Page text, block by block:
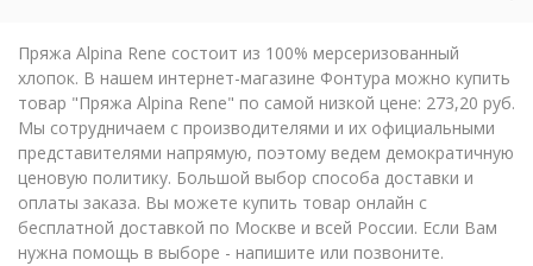
Пряжа Alpina Rene состоит из 100% мерсеризованный
хлопок. В нашем интернет-магазине Фонтура можно купить
товар "Пряжа Alpina Rene" по самой низкой цене: 273,20 руб.
Мы сотрудничаем с производителями и их официальными
представителями напрямую, поэтому ведем демократичную
ценовую политику. Большой выбор способа доставки и
оплаты заказа. Вы можете купить товар онлайн с
бесплатной доставкой по Москве и всей России. Если Вам
нужна помощь в выборе - напишите или позвоните.